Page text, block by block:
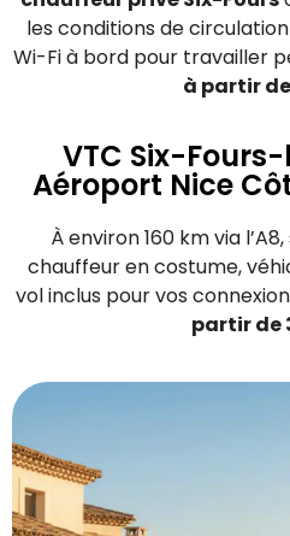
les conditions de
Wi-Fi à bord pour travailler
à partir
VTC Six-
Aéroport Nice
À environ 160 km via
chauffeur en costume,
vol inclus pour vos
partir de